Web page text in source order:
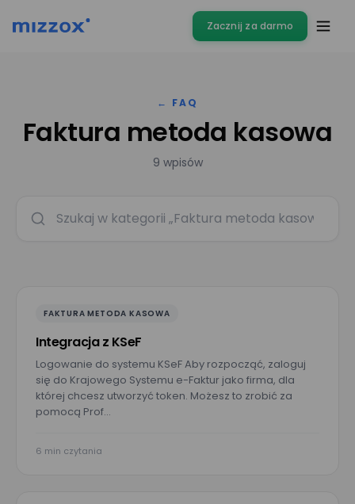
Zacznij za darmo
← FAQ
Faktura metoda kasowa
9 wpisów
FAKTURA METODA KASOWA
Integracja z KSeF
Logowanie do systemu KSeF Aby rozpocząć, zaloguj
się do Krajowego Systemu e-Faktur jako firma, dla
której chcesz utworzyć token. Możesz to zrobić za
pomocą Prof…
6 min czytania